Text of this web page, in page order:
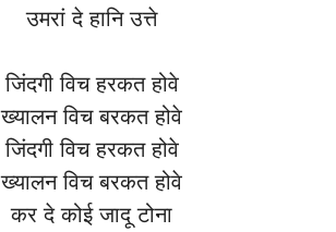
उमरां दे हानि उत्ते
जिंदगी विच हरकत होवे
ख्यालन विच बरकत होवे
जिंदगी विच हरकत होवे
ख्यालन विच बरकत होवे
कर दे कोई जादू टोना